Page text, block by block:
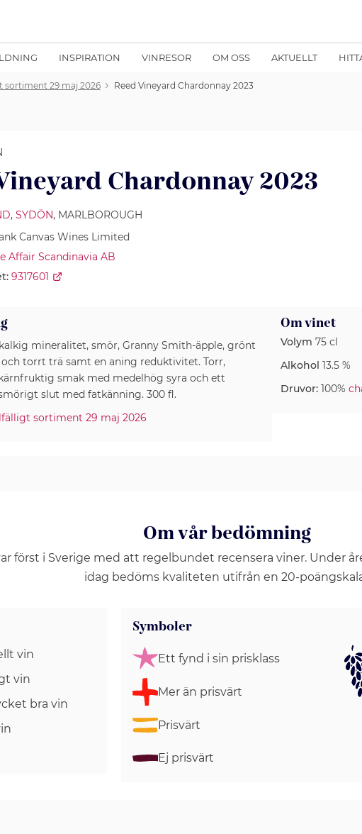
INSPIRATION VINRESOR OM OSS AKTUELLT
sortiment 29 maj 2026 Reed Vineyard Chardonnay 2023
Chardonnay 2023
,SYDÖN, MARLBOROUGH
Canvas Wines Limited
Affair Scandinavia AB
9317601
mineralitet, smör, Granny Smith-äpple, grönt
torrt trä samt en aning reduktivitet. Torr,
smak med medelhög syra och ett
slut med fatkänning. 300 fl.
sortiment 29 maj 2026
Om vinet
Volym 75 cl
Alkohol 13.5 %
Druvor: 100%
Om vår bedömning
först i Sverige med att regelbundet recensera viner. Under
idag bedöms kvaliteten utifrån en 20-
vin
vin
bra vin
Symboler
Ett fynd i sin prisklass
Mer än prisvärt
Prisvärt
Ej prisvärt